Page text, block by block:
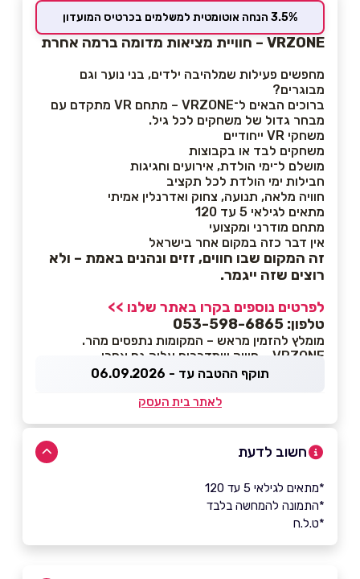
3.5% הנחה אוטומטית למשלמים בכרטיס המועדון
VRZONE – חוויית מציאות מדומה ברמה אחרת
מחפשים פעילות שמלהיבה ילדים, בני נוער וגם
מבוגרים?
ברוכים הבאים ל־VRZONE – מתחם VR מתקדם עם
מבחר גדול של משחקים לכל גיל.
משחקי VR ייחודיים
משחקים לבד או בקבוצות
מושלם ל־ימי הולדת, אירועים וחגיגות
חבילות ימי הולדת לכל תקציב
חוויה מלאה, תנועה, צחוק ואדרנלין אמיתי
מתאים לגילאי 5 עד 120
מתחם מודרני ומקצועי
אין דבר כזה במקום אחר בישראל
זה המקום שבו חווים, זזים ונהנים באמת – ולא
רוצים שזה ייגמר.
לפרטים נוספים בקרו באתר שלנו >>
טלפון: 053-598-6865
מומלץ להזמין מראש – המקומות נתפסים מהר.
VRZONE – חוויה שמדברים עליה גם אחרי.
תוקף ההטבה עד - 06.09.2026
לאתר בית העסק
חשוב לדעת
*מתאים לגילאי 5 עד 120
*התמונה להמחשה בלבד
*ט.ל.ח